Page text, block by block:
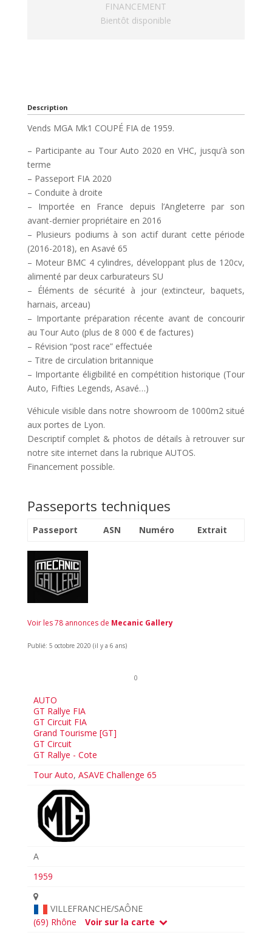
FINANCEMENT
Bientôt disponible
Description
Vends MGA Mk1 COUPÉ FIA de 1959.
– Participante au Tour Auto 2020 en VHC, jusqu’à son
terme
– Passeport FIA 2020
– Conduite à droite
– Importée en France depuis l’Angleterre par son
avant-dernier propriétaire en 2016
– Plusieurs podiums à son actif durant cette période
(2016-2018), en Asavé 65
– Moteur BMC 4 cylindres, développant plus de 120cv,
alimenté par deux carburateurs SU
– Éléments de sécurité à jour (extincteur, baquets,
harnais, arceau)
– Importante préparation récente avant de concourir
au Tour Auto (plus de 8 000 € de factures)
– Révision “post race” effectuée
– Titre de circulation britannique
– Importante éligibilité en compétition historique (Tour
Auto, Fifties Legends, Asavé…)
Véhicule visible dans notre showroom de 1000m2 situé
aux portes de Lyon.
Descriptif complet & photos de détails à retrouver sur
notre site internet dans la rubrique AUTOS.
Financement possible.
Passeports techniques
Passeport ASN Numéro Extrait
Voir les 78 annonces de Mecanic Gallery
Publié: 5 octobre 2020 (il y a 6 ans)
0
AUTO
GT Rallye FIA
GT Circuit FIA
Grand Tourisme [GT]
GT Circuit
GT Rallye - Cote
Tour Auto,ASAVE Challenge 65
A
1959
VILLEFRANCHE/SAÔNE
(69) Rhône
Voir sur la carte